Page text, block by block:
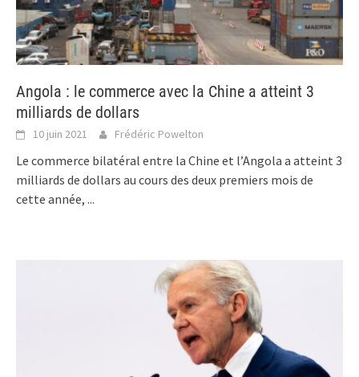
Angola : le commerce avec la Chine a atteint 3
milliards de dollars
10 juin 2021 Frédéric Powelton
Le commerce bilatéral entre la Chine et l’Angola a atteint 3
milliards de dollars au cours des deux premiers mois de
cette année, ...